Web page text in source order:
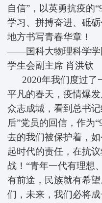
自信”，以英勇抗疫的
学习、拼搏奋进、砥
地方书写青春华章！
——国科大物理科学学
学生会副主席 肖洪钦
2020年我们度过了
平凡的春天，疫情爆
众志成城，看到总书
后”党员的回信，作为
去的我们被保护着，
起时代的责任，在抗
战！“青年一代有理想
有前途，民族就有希
们，未来，我们必将